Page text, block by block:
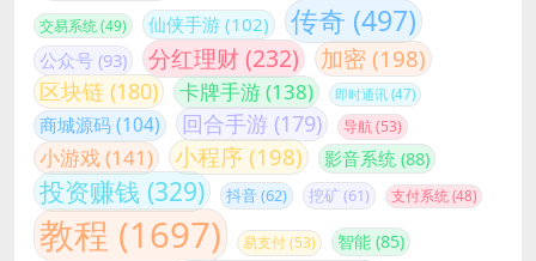
交易系统 (49) 仙侠手游 (102) 传奇 (497)
公众号 (93) 分红理财 (232) 加密 (198)
区块链 (180) 卡牌手游(138) 即时通讯 (47)
商城源码(104) 回合手游 (179) 导航(53)
小游戏 (141) 小程序 (198) 影音系统 (88)
投资赚钱 (329) 抖音(62) 挖矿(61) 支付系统 (48)
教程 (1697) 易支付(53) 智能 (85)